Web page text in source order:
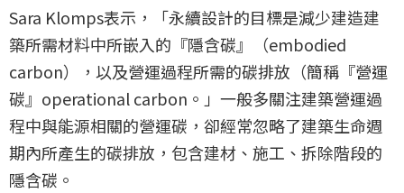
Sara Klomps表示，「永續設計的目標是減少建造建
築所需材料中所嵌入的『隱含碳』（embodied
carbon），以及營運過程所需的碳排放（簡稱『營運
碳』operational carbon。」一般多關注建築營運過
程中與能源相關的營運碳，卻經常忽略了建築生命週
期內所產生的碳排放，包含建材、施工、拆除階段的
隱含碳。